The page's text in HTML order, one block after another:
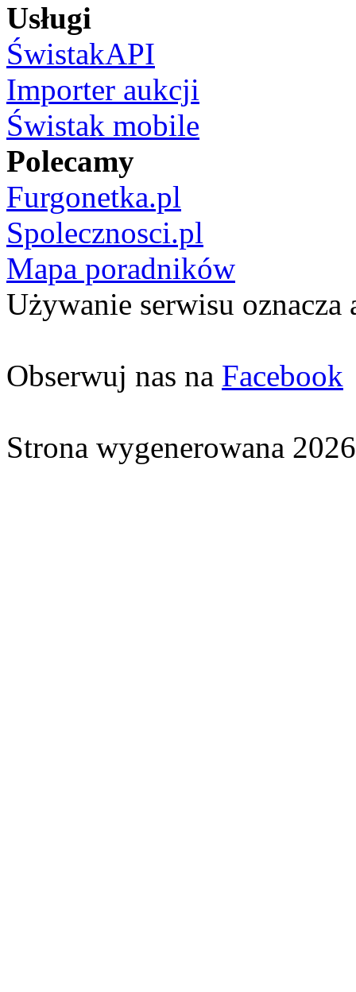
Usługi
ŚwistakAPI
Importer aukcji
Świstak mobile
Polecamy
Furgonetka.pl
Spolecznosci.pl
Mapa poradników
Używanie serwisu oznacza
Obserwuj nas na Facebook
Strona wygenerowana